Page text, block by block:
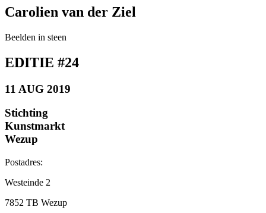
Carolien van der Ziel
Beelden in steen
EDITIE #24
11 AUG 2019
Stichting
Kunstmarkt
Wezup
Postadres:
Westeinde 2
7852 TB Wezup